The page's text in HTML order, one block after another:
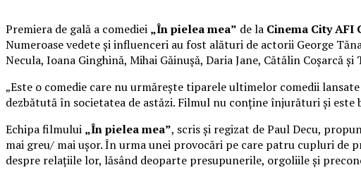
Premiera de gală a comediei „În pielea mea” de la Cinema City AFI
Numeroase vedete și influenceri au fost alături de actorii George
Necula, Ioana Ginghină, Mihai Găinușă, Daria Jane, Cătălin Coșarcă
„Este o comedie care nu urmărește tiparele ultimelor comedii
dezbătută în societatea de astăzi. Filmul nu conține înjurături și
Echipa filmului „În pielea mea”, scris și regizat de Paul Decu,
mai greu/ mai ușor. În urma unei provocări pe care patru cupluri de
despre relațiile lor, lăsând deoparte presupunerile, orgoliile și